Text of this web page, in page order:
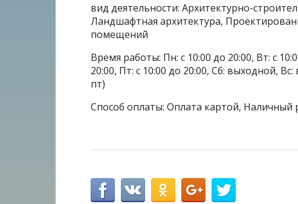
вид деятельности: Архитектурно-
Ландшафтная архитектура,
помещений
Время работы: Пн: с 10:00 до 20:00, Вт: с
20:00, Пт: с 10:00 до 20:00, Сб: выходной,
пт)
Способ оплаты: Оплата картой, Наличный